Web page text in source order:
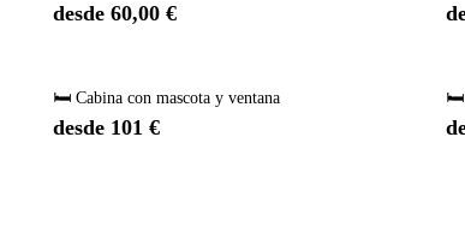
desde 60,00 €
🛏️ Cabina con mascota y ventana
desde 101 €
🛏️